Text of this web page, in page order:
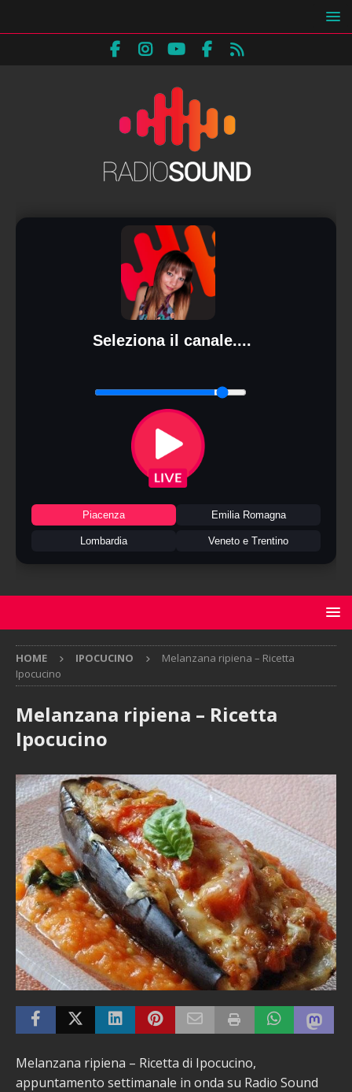
Seleziona il canale....
Piacenza Emilia Romagna
Lombardia Veneto e Trentino
HOME IPOCUCINO
Melanzana ripiena – Ricetta
Ipocucino
Melanzana ripiena – Ricetta
Ipocucino
Melanzana ripiena – Ricetta di Ipocucino,
appuntamento settimanale in onda su Radio Sound